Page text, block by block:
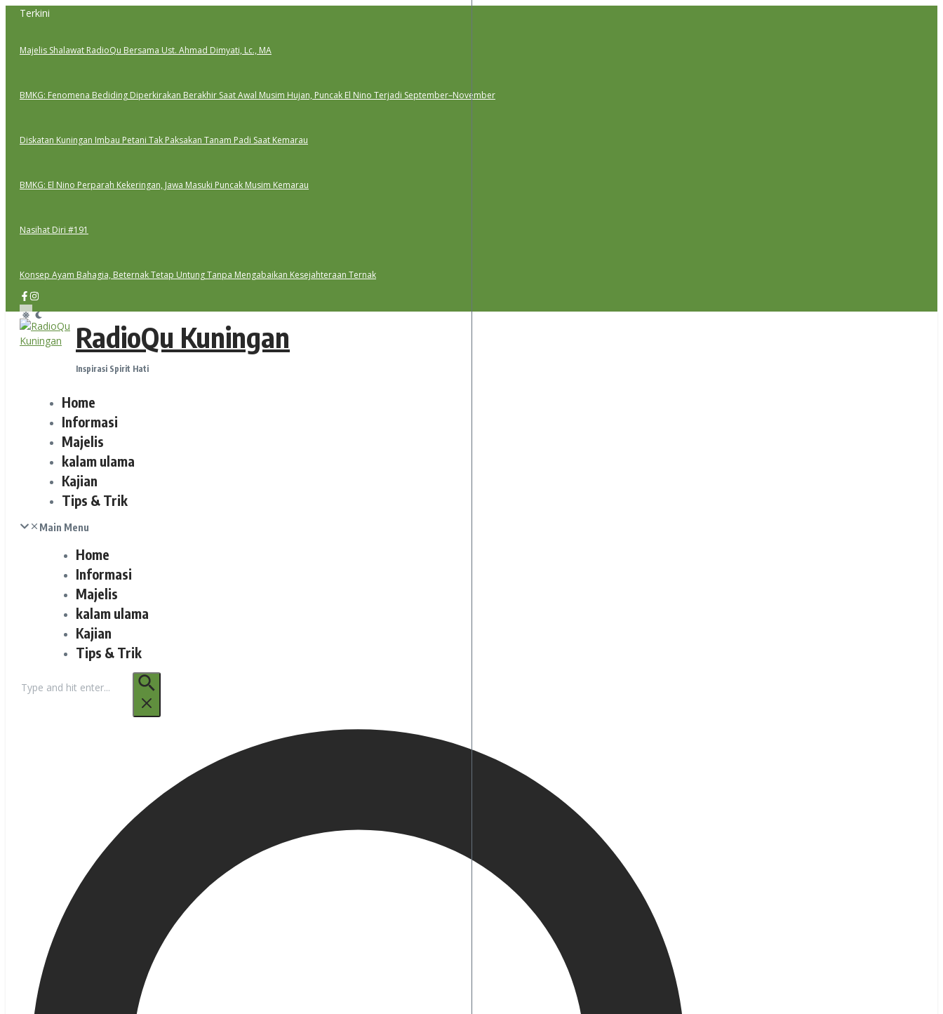
Lewati
Terkini
Majelis Shalawat RadioQu Bersama Ust. Ahmad Dimyati, Lc., MA
BMKG: Fenomena Bediding Diperkirakan Berakhir Saat Awal Musim Hujan, Puncak El Nino Terjadi September–November
Diskatan Kuningan Imbau Petani Tak Paksakan Tanam Padi Saat Kemarau
BMKG: El Nino Perparah Kekeringan, Jawa Masuki Puncak Musim Kemarau
Nasihat Diri #191
Konsep Ayam Bahagia, Beternak Tetap Untung Tanpa Mengabaikan Kesejahteraan Ternak
RadioQu Kuningan
Inspirasi Spirit Hati
Home
Informasi
Majelis
kalam ulama
Kajian
Tips & Trik
Main Menu
Home
Informasi
Majelis
kalam ulama
Kajian
Tips & Trik
untuk: